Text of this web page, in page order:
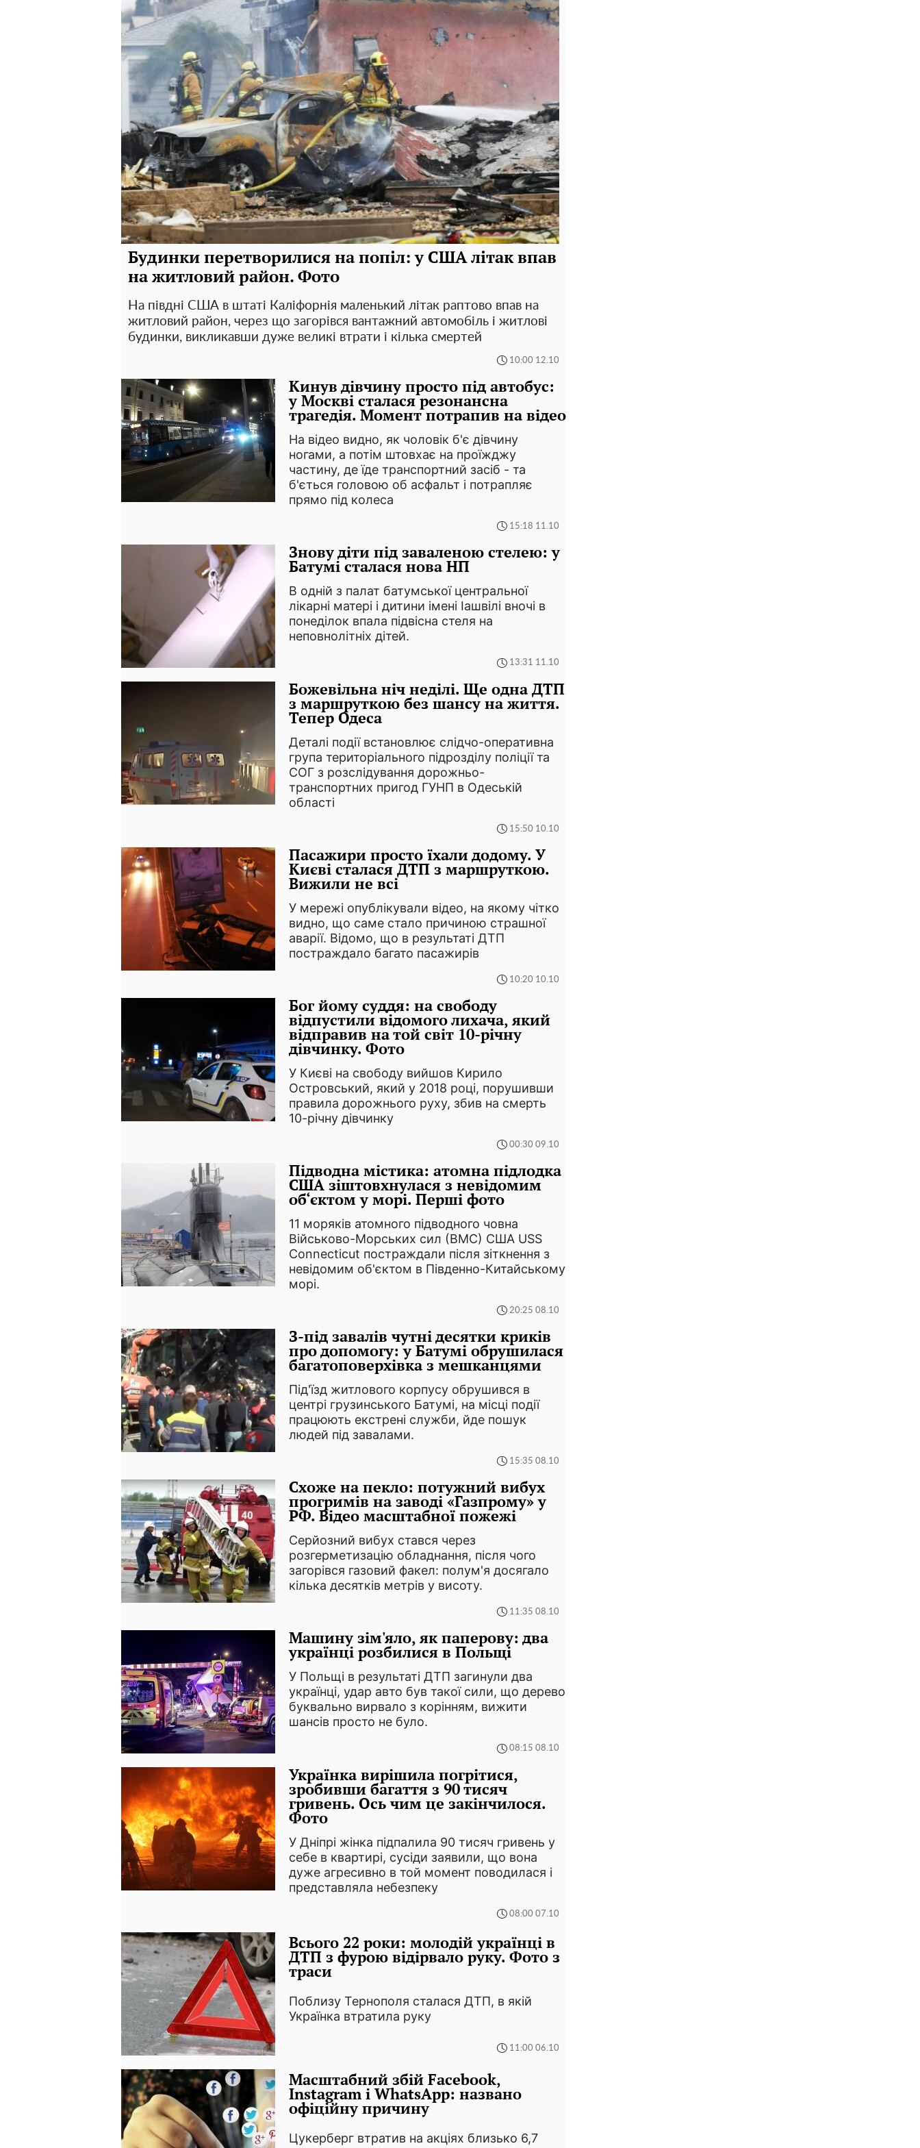
Будинки перетворилися на попіл: у США літак впав
на житловий район. Фото
На півдні США в штаті Каліфорнія маленький літак раптово впав на
житловий район, через що загорівся вантажний автомобіль і житлові
будинки, викликавши дуже великі втрати і кілька смертей
10:00 12.10
Кинув дівчину просто під автобус:
у Москві сталася резонансна
трагедія. Момент потрапив на відео
На відео видно, як чоловік б'є дівчину
ногами, а потім штовхає на проїжджу
частину, де їде транспортний засіб - та
б'ється головою об асфальт і потрапляє
прямо під колеса
15:18 11.10
Знову діти під заваленою стелею: у
Батумі сталася нова НП
В одній з палат батумської центральної
лікарні матері і дитини імені Іашвілі вночі в
понеділок впала підвісна стеля на
неповнолітніх дітей.
13:31 11.10
Божевільна ніч неділі. Ще одна ДТП
з маршруткою без шансу на життя.
Тепер Одеса
Деталі події встановлює слідчо-оперативна
група територіального підрозділу поліції та
СОГ з розслідування дорожньо-
транспортних пригод ГУНП в Одеській
області
15:50 10.10
Пасажири просто їхали додому. У
Києві сталася ДТП з маршруткою.
Вижили не всі
У мережі опублікували відео, на якому чітко
видно, що саме стало причиною страшної
аварії. Відомо, що в результаті ДТП
постраждало багато пасажирів
10:20 10.10
Бог йому суддя: на свободу
відпустили відомого лихача, який
відправив на той світ 10-річну
дівчинку. Фото
У Києві на свободу вийшов Кирило
Островський, який у 2018 році, порушивши
правила дорожнього руху, збив на смерть
10-річну дівчинку
00:30 09.10
Підводна містика: атомна підлодка
США зіштовхнулася з невідомим
об‘єктом у морі. Перші фото
11 моряків атомного підводного човна
Військово-Морських сил (ВМС) США USS
Connecticut постраждали після зіткнення з
невідомим об'єктом в Південно-Китайському
морі.
20:25 08.10
З-під завалів чутні десятки криків
про допомогу: у Батумі обрушилася
багатоповерхівка з мешканцями
Під'їзд житлового корпусу обрушився в
центрі грузинського Батумі, на місці події
працюють екстрені служби, йде пошук
людей під завалами.
15:35 08.10
Схоже на пекло: потужний вибух
прогримів на заводі «Газпрому» у
РФ. Відео масштабної пожежі
Серйозний вибух стався через
розгерметизацію обладнання, після чого
загорівся газовий факел: полум'я досягало
кілька десятків метрів у висоту.
11:35 08.10
Машину зім'яло, як паперову: два
українці розбилися в Польщі
У Польщі в результаті ДТП загинули два
українці, удар авто був такої сили, що дерево
буквально вирвало з корінням, вижити
шансів просто не було.
08:15 08.10
Українка вирішила погрітися,
зробивши багаття з 90 тисяч
гривень. Ось чим це закінчилося.
Фото
У Дніпрі жінка підпалила 90 тисяч гривень у
себе в квартирі, сусіди заявили, що вона
дуже агресивно в той момент поводилася і
представляла небезпеку
08:00 07.10
Всього 22 роки: молодій українці в
ДТП з фурою відірвало руку. Фото з
траси
Поблизу Тернополя сталася ДТП, в якій
Українка втратила руку
11:00 06.10
Масштабний збій Facebook,
Instagram і WhatsApp: названо
офіційну причину
Цукерберг втратив на акціях близько 6,7